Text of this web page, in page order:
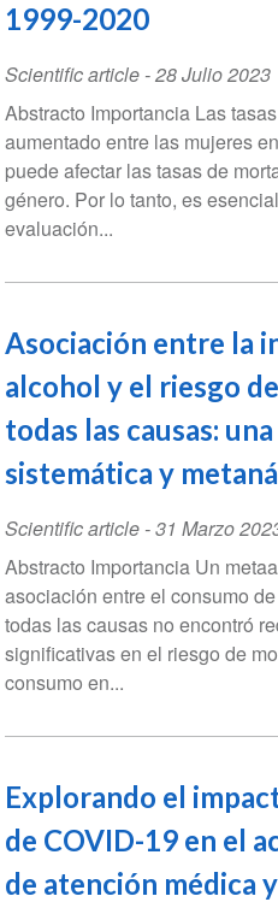
1999-2020
Scientific article-28 Julio 2023
Abstracto Importancia Las
aumentado entre las mujeres
puede afectar las tasas de
género. Por lo tanto, es
evaluación...
Asociación entre la
alcohol y el riesgo
todas las causas:
sistemática y
Scientific article-31 Marzo
Abstracto Importancia Un
asociación entre el consumo
todas las causas no encontró
significativas en el riesgo de
consumo en...
Explorando el
de COVID-19 en el
de atención médica